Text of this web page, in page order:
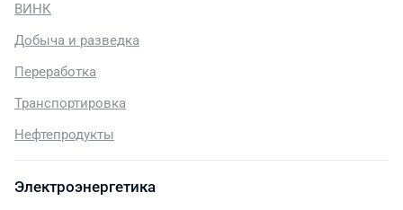
ВИНК
Добыча и разведка
Переработка
Транспортировка
Нефтепродукты
Электроэнергетика